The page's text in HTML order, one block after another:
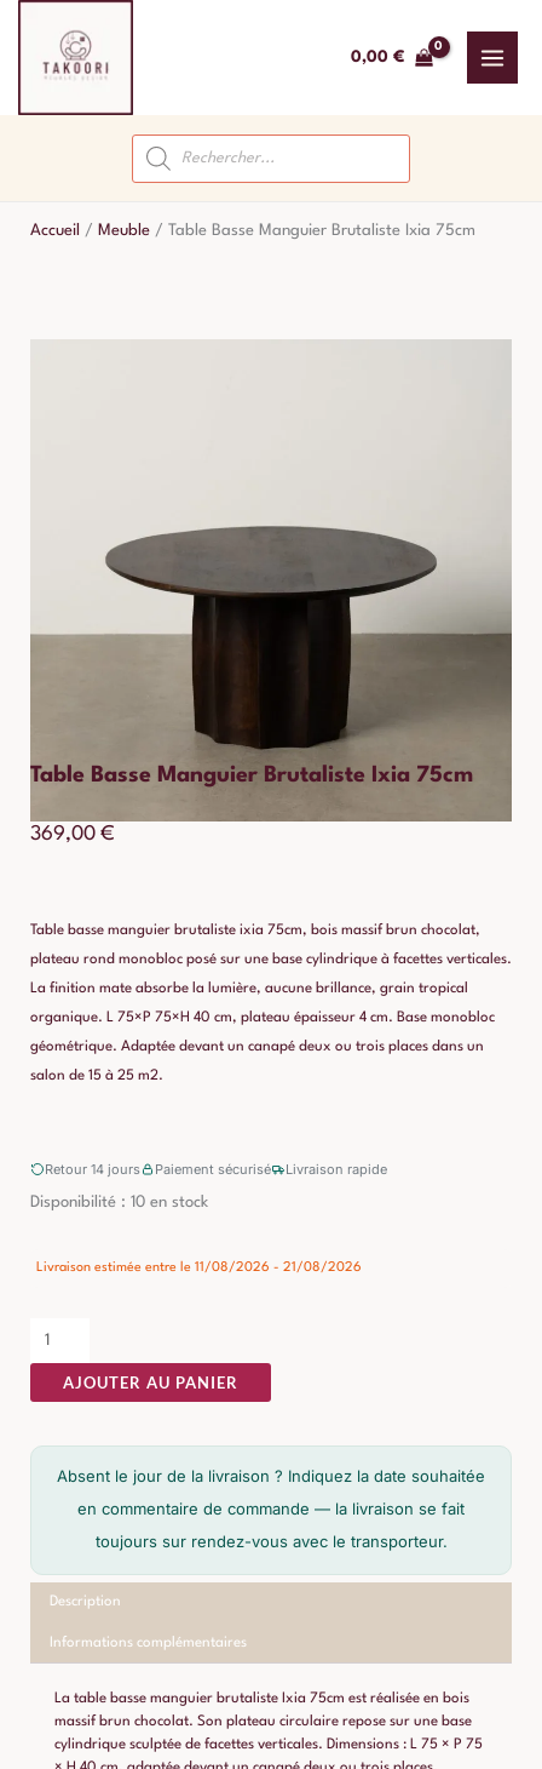
contenu
0,00 €
Recherche
de
produits
Accueil / Meuble / Table Basse Manguier Brutaliste Ixia 75cm
Table Basse Manguier Brutaliste Ixia 75cm
369,00 €
Table basse manguier brutaliste ixia 75cm, bois massif brun chocolat,
plateau rond monobloc posé sur une base cylindrique à facettes verticales.
La finition mate absorbe la lumière, aucune brillance, grain tropical
organique. L 75×P 75×H 40 cm, plateau épaisseur 4 cm. Base monobloc
géométrique. Adaptée devant un canapé deux ou trois places dans un
salon de 15 à 25 m2.
Retour 14 jours Paiement sécurisé Livraison rapide
Disponibilité : 10 en stock
Livraison estimée entre le 11/08/2026 - 21/08/2026
quantité
Table
Manguier
Brutaliste
Ixia
AJOUTER AU PANIER
Absent le jour de la livraison ? Indiquez la date souhaitée
en commentaire de commande — la livraison se fait
toujours sur rendez-vous avec le transporteur.
Description
Informations complémentaires
La table basse manguier brutaliste Ixia 75cm est réalisée en bois
massif brun chocolat. Son plateau circulaire repose sur une base
cylindrique sculptée de facettes verticales. Dimensions : L 75 × P 75